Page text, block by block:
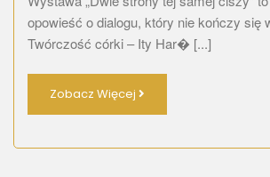
opowieść o dialogu, który nie kończy się
Twórczość córki – Ity Har� [...]
Zobacz Więcej